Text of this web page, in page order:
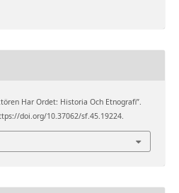
Har Ordet: Historia Och Etnografi”.
doi.org/10.37062/sf.45.19224.